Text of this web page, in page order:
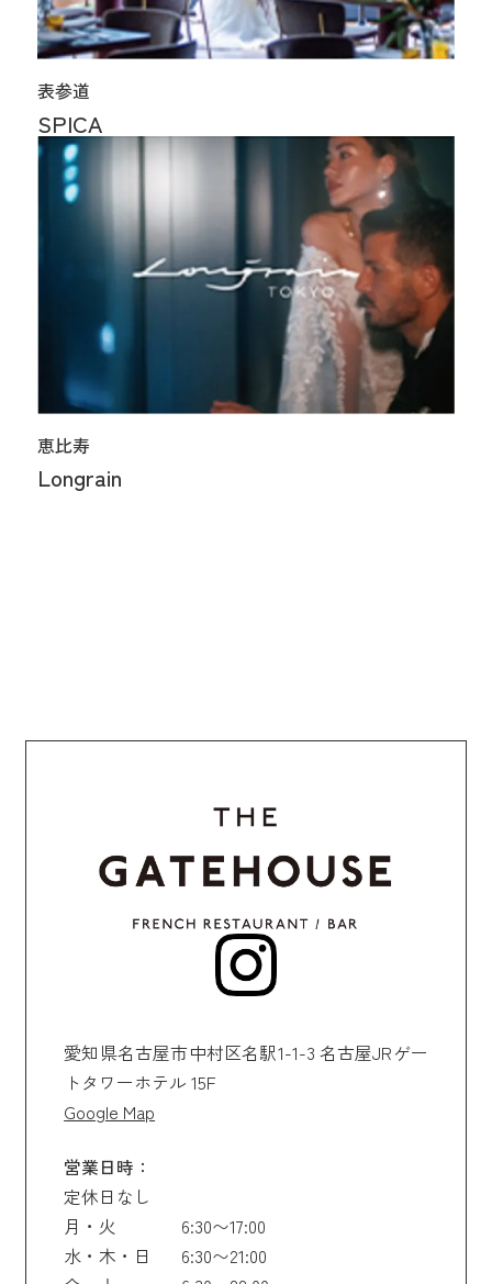
表参道
SPICA
恵比寿
Longrain
愛知県名古屋市中村区名駅1-1-3 名古屋JRゲー
トタワーホテル 15F
Google Map
営業日時：
定休日なし
月・火
6:30〜17:00
水・木・日
6:30〜21:00